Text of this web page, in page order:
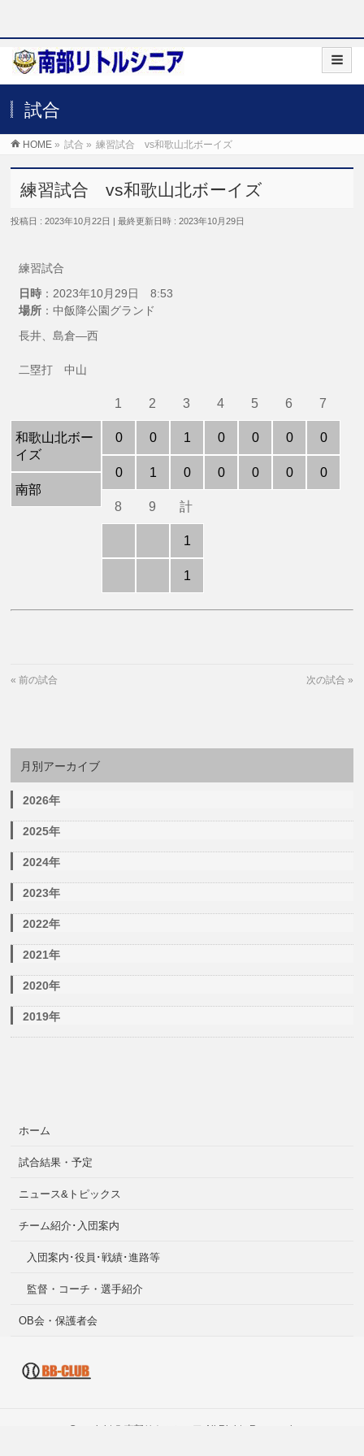
試合
HOME » 試合 » 練習試合 vs和歌山北ボーイズ
練習試合 vs和歌山北ボーイズ
投稿日 : 2023年10月22日 最終更新日時 : 2023年10月29日
練習試合
日時 ：2023年10月29日 8:53
場所 ：中飯降公園グランド
長井、島倉—西
二塁打 中山
和歌山北ボー
イズ
南部
1
0
0
2
0
1
3
1
0
4
0
0
5
0
0
6
0
0
7
0
0
8 9 計
1
1
«前の試合 次の試合 »
月別アーカイブ
2026年
2025年
2024年
2023年
2022年
2021年
2020年
2019年
ホーム
試合結果・予定
ニュース&トピックス
チーム紹介･入団案内
入団案内･役員･戦績･進路等
監督・コーチ・選手紹介
OB会・保護者会
Copyright © 南部リトルシニア All Rights Reserved.